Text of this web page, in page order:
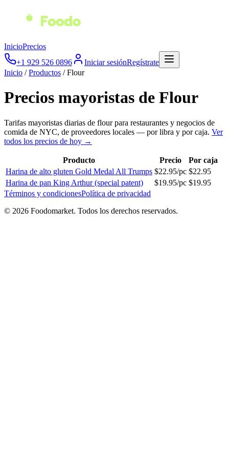
InicioPrecios
+1 929 526 0896
Iniciar sesiónRegístrate
Inicio /Productos /Flour
Precios mayoristas de Flour
Tarifas mayoristas diarias de flourpara restaurantes y negocios de
comida de NYC, de proveedores locales — por libra y por caja. Ver
todos los precios de hoy →
Producto Precio
Por caja
Harina de alto gluten Gold Medal All Trumps $22.95/pc $22.95
Harina de pan King Arthur (special patent)
$19.95/pc $19.95
Términos y condicionesPolítica de privacidad
© 2026 Foodomarket. Todos los derechos reservados.